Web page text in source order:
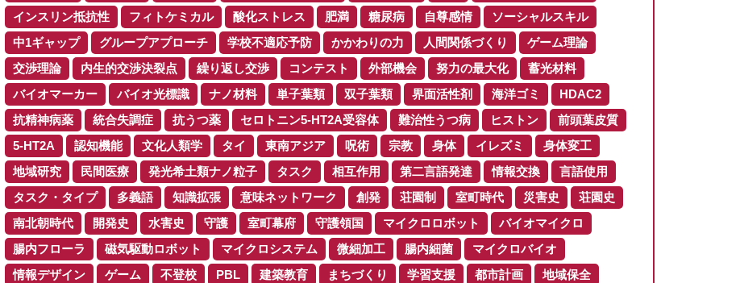
インスリン抵抗性
フィトケミカル 酸化ストレス 肥満 糖尿病 自尊感情
ソーシャルスキル
中1ギャップ
グループアプローチ 学校不適応予防 かかわりの力 人間関係づくり
ゲーム理論
交渉理論
内生的交渉決裂点 繰り返し交渉 コンテスト 外部機会 努力の最大化
蓄光材料
バイオマーカー
バイオ光標識 ナノ材料 単子葉類 双子葉類 界面活性剤 海洋ゴミ
HDAC2
抗精神病薬
統合失調症 抗うつ薬 セロトニン5-HT2A受容体 難治性うつ病 ヒストン
前頭葉皮質
5-HT2A
認知機能 文化人類学 タイ 東南アジア 呪術 宗教 身体 イレズミ
身体変工
地域研究
民間医療 発光希土類ナノ粒子 タスク 相互作用 第二言語発達 情報交換
言語使用
タスク・タイプ
多義語 知識拡張 意味ネットワーク 創発 荘園制 室町時代 災害史
荘園史
南北朝時代
開発史 水害史 守護 室町幕府 守護領国 マイクロロボット
バイオマイクロ
腸内フローラ
磁気駆動ロボット マイクロシステム 微細加工 腸内細菌
マイクロバイオ
情報デザイン
ゲーム 不登校 PBL 建築教育 まちづくり 学習支援 都市計画
地域保全